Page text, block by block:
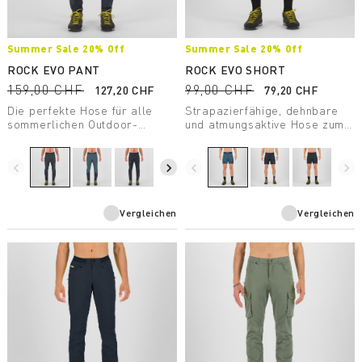
Summer Sale 20% Off
ROCK EVO PANT
159,00 CHF
127,20 CHF
Die perfekte Hose für alle
sommerlichen Outdoor-
Konstruktion gefertigt und
bietet Sonnenschutz mit UPF
40, hohen Tragekomfort und
navigate_before navigate_next
Vergleichen
Summer Sale 20% Off
ROCK EVO SHORT
99,00 CHF
79,20 CHF
Strapazierfähige, dehnbare
und atmungsaktive Hose zum
Behandlung weist Feuchtigkeit
und Schmutz von der
Materialoberfläche ab.
navigate_before navigate_next
Vergleichen